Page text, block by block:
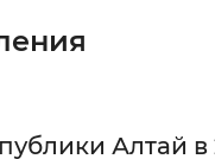
Алтай в